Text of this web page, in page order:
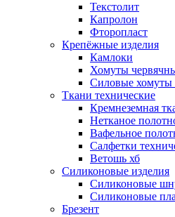
Текстолит
Капролон
Фторопласт
Крепёжные изделия
Камлоки
Хомуты
Силовые
Ткани технические
Кремнеземная
Нетканое
Вафельное
Салфетки
Ветошь хб
Силиконовые изделия
Силиконовые
Силиконовые
Брезент